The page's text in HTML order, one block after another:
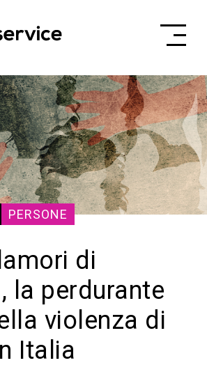
PERSONE
di
la perdurante
violenza di
Italia